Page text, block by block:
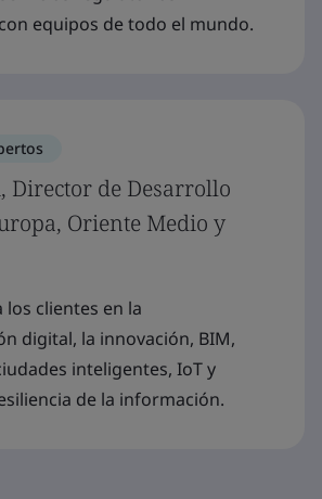
equipos de todo el mundo.
Director de Desarrollo
Oriente Medio y
los clientes en la
digital, la innovación, BIM,
inteligentes, IoT y
de la información.